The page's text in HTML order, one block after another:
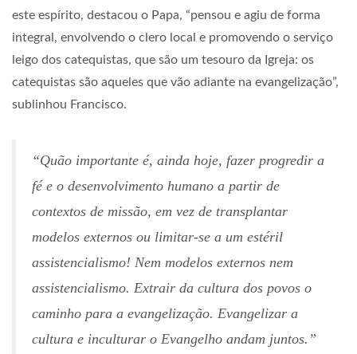
este espírito, destacou o Papa, “pensou e agiu de forma
integral, envolvendo o clero local e promovendo o serviço
leigo dos catequistas, que são um tesouro da Igreja: os
catequistas são aqueles que vão adiante na evangelização”,
sublinhou Francisco.
“Quão importante é, ainda hoje, fazer progredir a
fé e o desenvolvimento humano a partir de
contextos de missão, em vez de transplantar
modelos externos ou limitar-se a um estéril
assistencialismo! Nem modelos externos nem
assistencialismo. Extrair da cultura dos povos o
caminho para a evangelização. Evangelizar a
cultura e inculturar o Evangelho andam juntos.”